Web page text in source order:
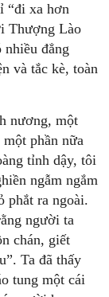
“đi xa hơn
Thượng Lào
đẳng
và tắc kè, toàn
nương, một
phần nữa
tỉnh dậy, tôi
ngẫm ngắm
phắt ra ngoài.
người ta
chán, giết
Ta đã thấy
tung một cái